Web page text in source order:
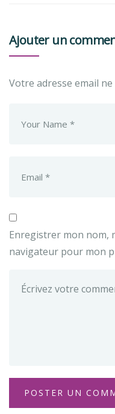
Ajouter un
Votre adresse email
Enregistrer mon nom,
navigateur pour mon